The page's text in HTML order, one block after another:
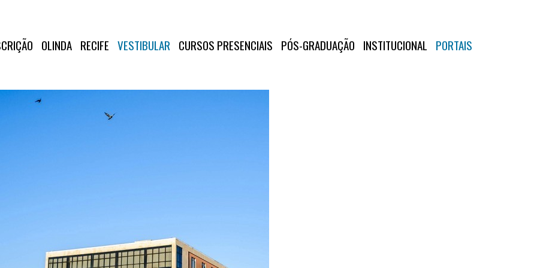
OLINDA RECIFE VESTIBULAR CURSOS PRESENCIAIS PÓS-GRADUAÇÃO INSTITUCIONAL PORTAIS